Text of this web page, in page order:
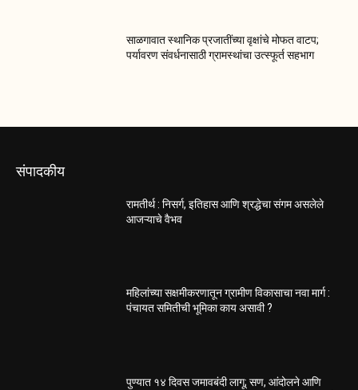
साळगावात स्थानिक प्रजातींच्या वृक्षांचे मोफत वाटप;
पर्यावरण संवर्धनासाठी ग्रामस्थांचा उत्स्फूर्त सहभाग
संपादकीय
रामतीर्थ : निसर्ग, इतिहास आणि श्रद्धेचा संगम असलेले
आजऱ्याचे वैभव
महिलांच्या सक्षमीकरणातून ग्रामीण विकासाचा नवा मार्ग :
पंचायत समितीची भूमिका काय असावी ?
पुण्यात १४ दिवस जमावबंदी लागू; सण, आंदोलने आणि